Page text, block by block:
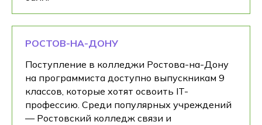
РОСТОВ-НА-ДОНУ
Поступление в колледжи Ростова-на-Дону
на программиста доступно выпускникам 9
классов, которые хотят освоить IT-
профессию. Среди популярных учреждений
— Ростовский колледж связи и